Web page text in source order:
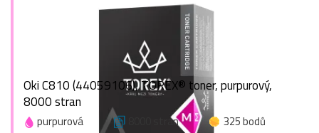
Oki C810 (44059106), TOREX® toner, purpurový,
8000 stran
purpurová 8000 stran
325 bodů